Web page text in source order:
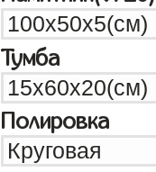
Тумба
Полировка